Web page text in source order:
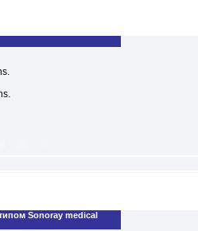
Sonoray medical